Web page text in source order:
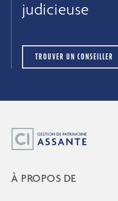
judicieuse
TROUVER UN CONSEILLER
À PROPOS DE